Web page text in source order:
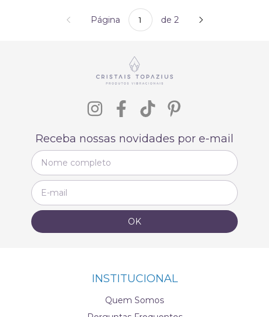
Página de 2
Receba nossas novidades por e-mail
INSTITUCIONAL
Quem Somos